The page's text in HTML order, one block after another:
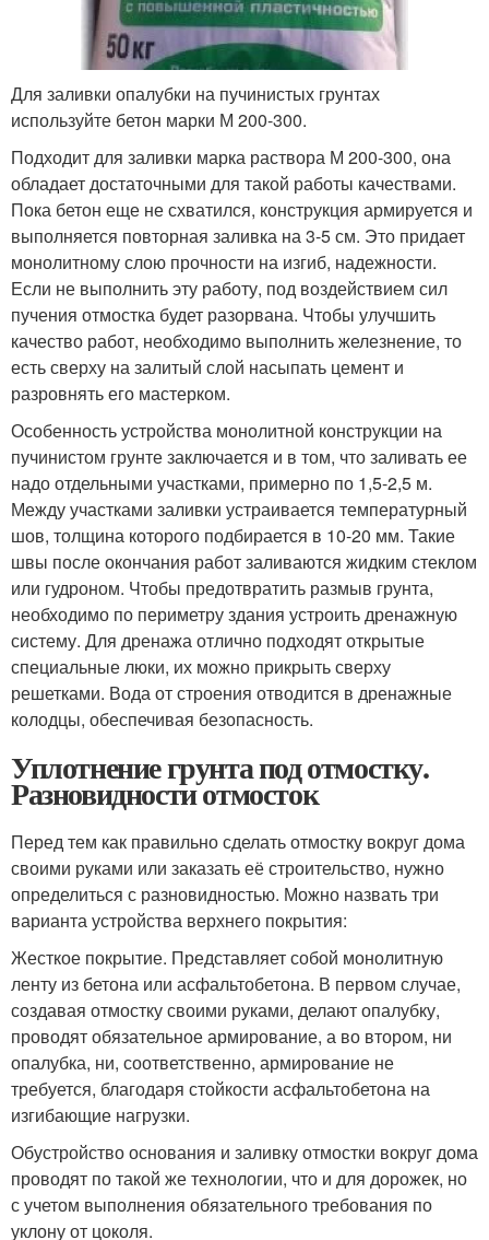
Для заливки опалубки на пучинистых грунтах
используйте бетон марки М 200-300.
Подходит для заливки марка раствора М 200-300, она
обладает достаточными для такой работы качествами.
Пока бетон еще не схватился, конструкция армируется и
выполняется повторная заливка на 3-5 см. Это придает
монолитному слою прочности на изгиб, надежности.
Если не выполнить эту работу, под воздействием сил
пучения отмостка будет разорвана. Чтобы улучшить
качество работ, необходимо выполнить железнение, то
есть сверху на залитый слой насыпать цемент и
разровнять его мастерком.
Особенность устройства монолитной конструкции на
пучинистом грунте заключается и в том, что заливать ее
надо отдельными участками, примерно по 1,5-2,5 м.
Между участками заливки устраивается температурный
шов, толщина которого подбирается в 10-20 мм. Такие
швы после окончания работ заливаются жидким стеклом
или гудроном. Чтобы предотвратить размыв грунта,
необходимо по периметру здания устроить дренажную
систему. Для дренажа отлично подходят открытые
специальные люки, их можно прикрыть сверху
решетками. Вода от строения отводится в дренажные
колодцы, обеспечивая безопасность.
Уплотнение грунта под отмостку.
Разновидности отмосток
Перед тем как правильно сделать отмостку вокруг дома
своими руками или заказать её строительство, нужно
определиться с разновидностью. Можно назвать три
варианта устройства верхнего покрытия:
Жесткое покрытие. Представляет собой монолитную
ленту из бетона или асфальтобетона. В первом случае,
создавая отмостку своими руками, делают опалубку,
проводят обязательное армирование, а во втором, ни
опалубка, ни, соответственно, армирование не
требуется, благодаря стойкости асфальтобетона на
изгибающие нагрузки.
Обустройство основания и заливку отмостки вокруг дома
проводят по такой же технологии, что и для дорожек, но
с учетом выполнения обязательного требования по
уклону от цоколя.